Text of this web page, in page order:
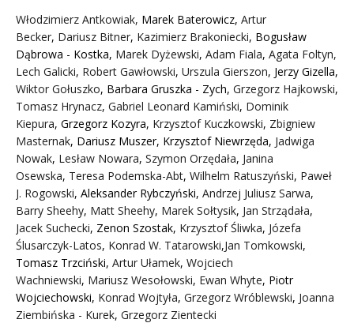
Włodzimierz Antkowiak, Marek Baterowicz, Artur
Becker, Dariusz Bitner, Kazimierz Brakoniecki, Bogusław
Dąbrowa - Kostka, Marek Dyżewski, Adam Fiala, Agata Foltyn,
Lech Galicki, Robert Gawłowski, Urszula Gierszon, Jerzy Gizella,
Wiktor Gołuszko, Barbara Gruszka - Zych, Grzegorz Hajkowski,
Tomasz Hrynacz, Gabriel Leonard Kamiński, Dominik
Kiepura, Grzegorz Kozyra, Krzysztof Kuczkowski, Zbigniew
Masternak, Dariusz Muszer, Krzysztof Niewrzęda, Jadwiga
Nowak, Lesław Nowara, Szymon Orzędała, Janina
Osewska, Teresa Podemska-Abt, Wilhelm Ratuszyński, Paweł
J. Rogowski, Aleksander Rybczyński, Andrzej Juliusz Sarwa,
Barry Sheehy, Matt Sheehy, Marek Sołtysik, Jan Strządała,
Jacek Suchecki, Zenon Szostak, Krzysztof Śliwka, Józefa
Ślusarczyk-Latos, Konrad W. Tatarowski,Jan Tomkowski,
Tomasz Trzciński, Artur Ułamek, Wojciech
Wachniewski, Mariusz Wesołowski, Ewan Whyte, Piotr
Wojciechowski, Konrad Wojtyła, Grzegorz Wróblewski, Joanna
Ziembińska - Kurek, Grzegorz Zientecki